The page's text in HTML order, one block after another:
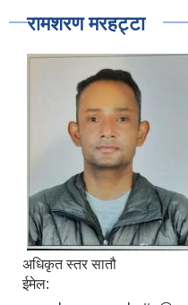
रामशरण मरहट्टा
अधिकृत स्तर सातौ
ईमेल: